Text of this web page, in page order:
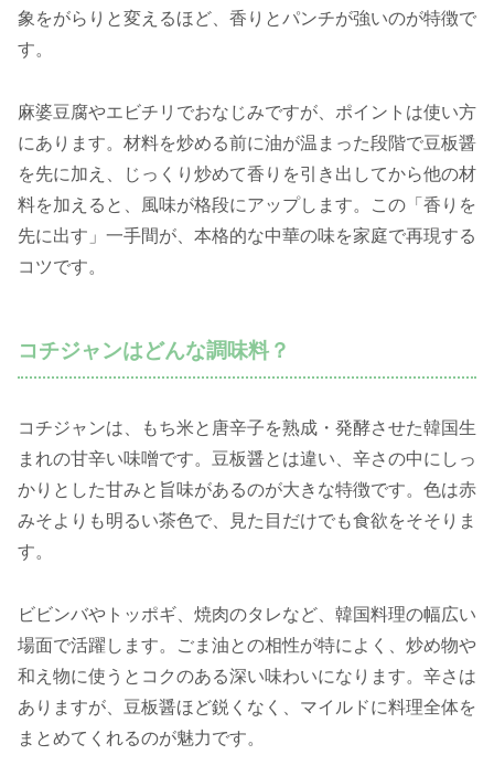
象をがらりと変えるほど、香りとパンチが強いのが特徴で
す。
麻婆豆腐やエビチリでおなじみですが、ポイントは使い方
にあります。材料を炒める前に油が温まった段階で豆板醤
を先に加え、じっくり炒めて香りを引き出してから他の材
料を加えると、風味が格段にアップします。この「香りを
先に出す」一手間が、本格的な中華の味を家庭で再現する
コツです。
コチジャンはどんな調味料？
コチジャンは、もち米と唐辛子を熟成・発酵させた韓国生
まれの甘辛い味噌です。豆板醤とは違い、辛さの中にしっ
かりとした甘みと旨味があるのが大きな特徴です。色は赤
みそよりも明るい茶色で、見た目だけでも食欲をそそりま
す。
ビビンバやトッポギ、焼肉のタレなど、韓国料理の幅広い
場面で活躍します。ごま油との相性が特によく、炒め物や
和え物に使うとコクのある深い味わいになります。辛さは
ありますが、豆板醤ほど鋭くなく、マイルドに料理全体を
まとめてくれるのが魅力です。